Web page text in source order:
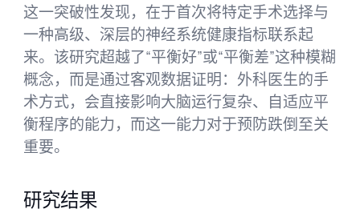
这一突破性发现，在于首次将特定手术选择与
一种高级、深层的神经系统健康指标联系起
来。该研究超越了“平衡好”或“平衡差”这种模糊
概念，而是通过客观数据证明：外科医生的手
术方式，会直接影响大脑运行复杂、自适应平
衡程序的能力，而这一能力对于预防跌倒至关
重要。
研究结果